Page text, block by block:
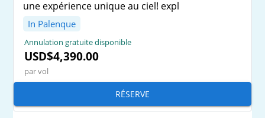
une expérience unique au ciel! expl
In Palenque
Annulation gratuite disponible
USD$4,390.00
par vol
RÉSERVE